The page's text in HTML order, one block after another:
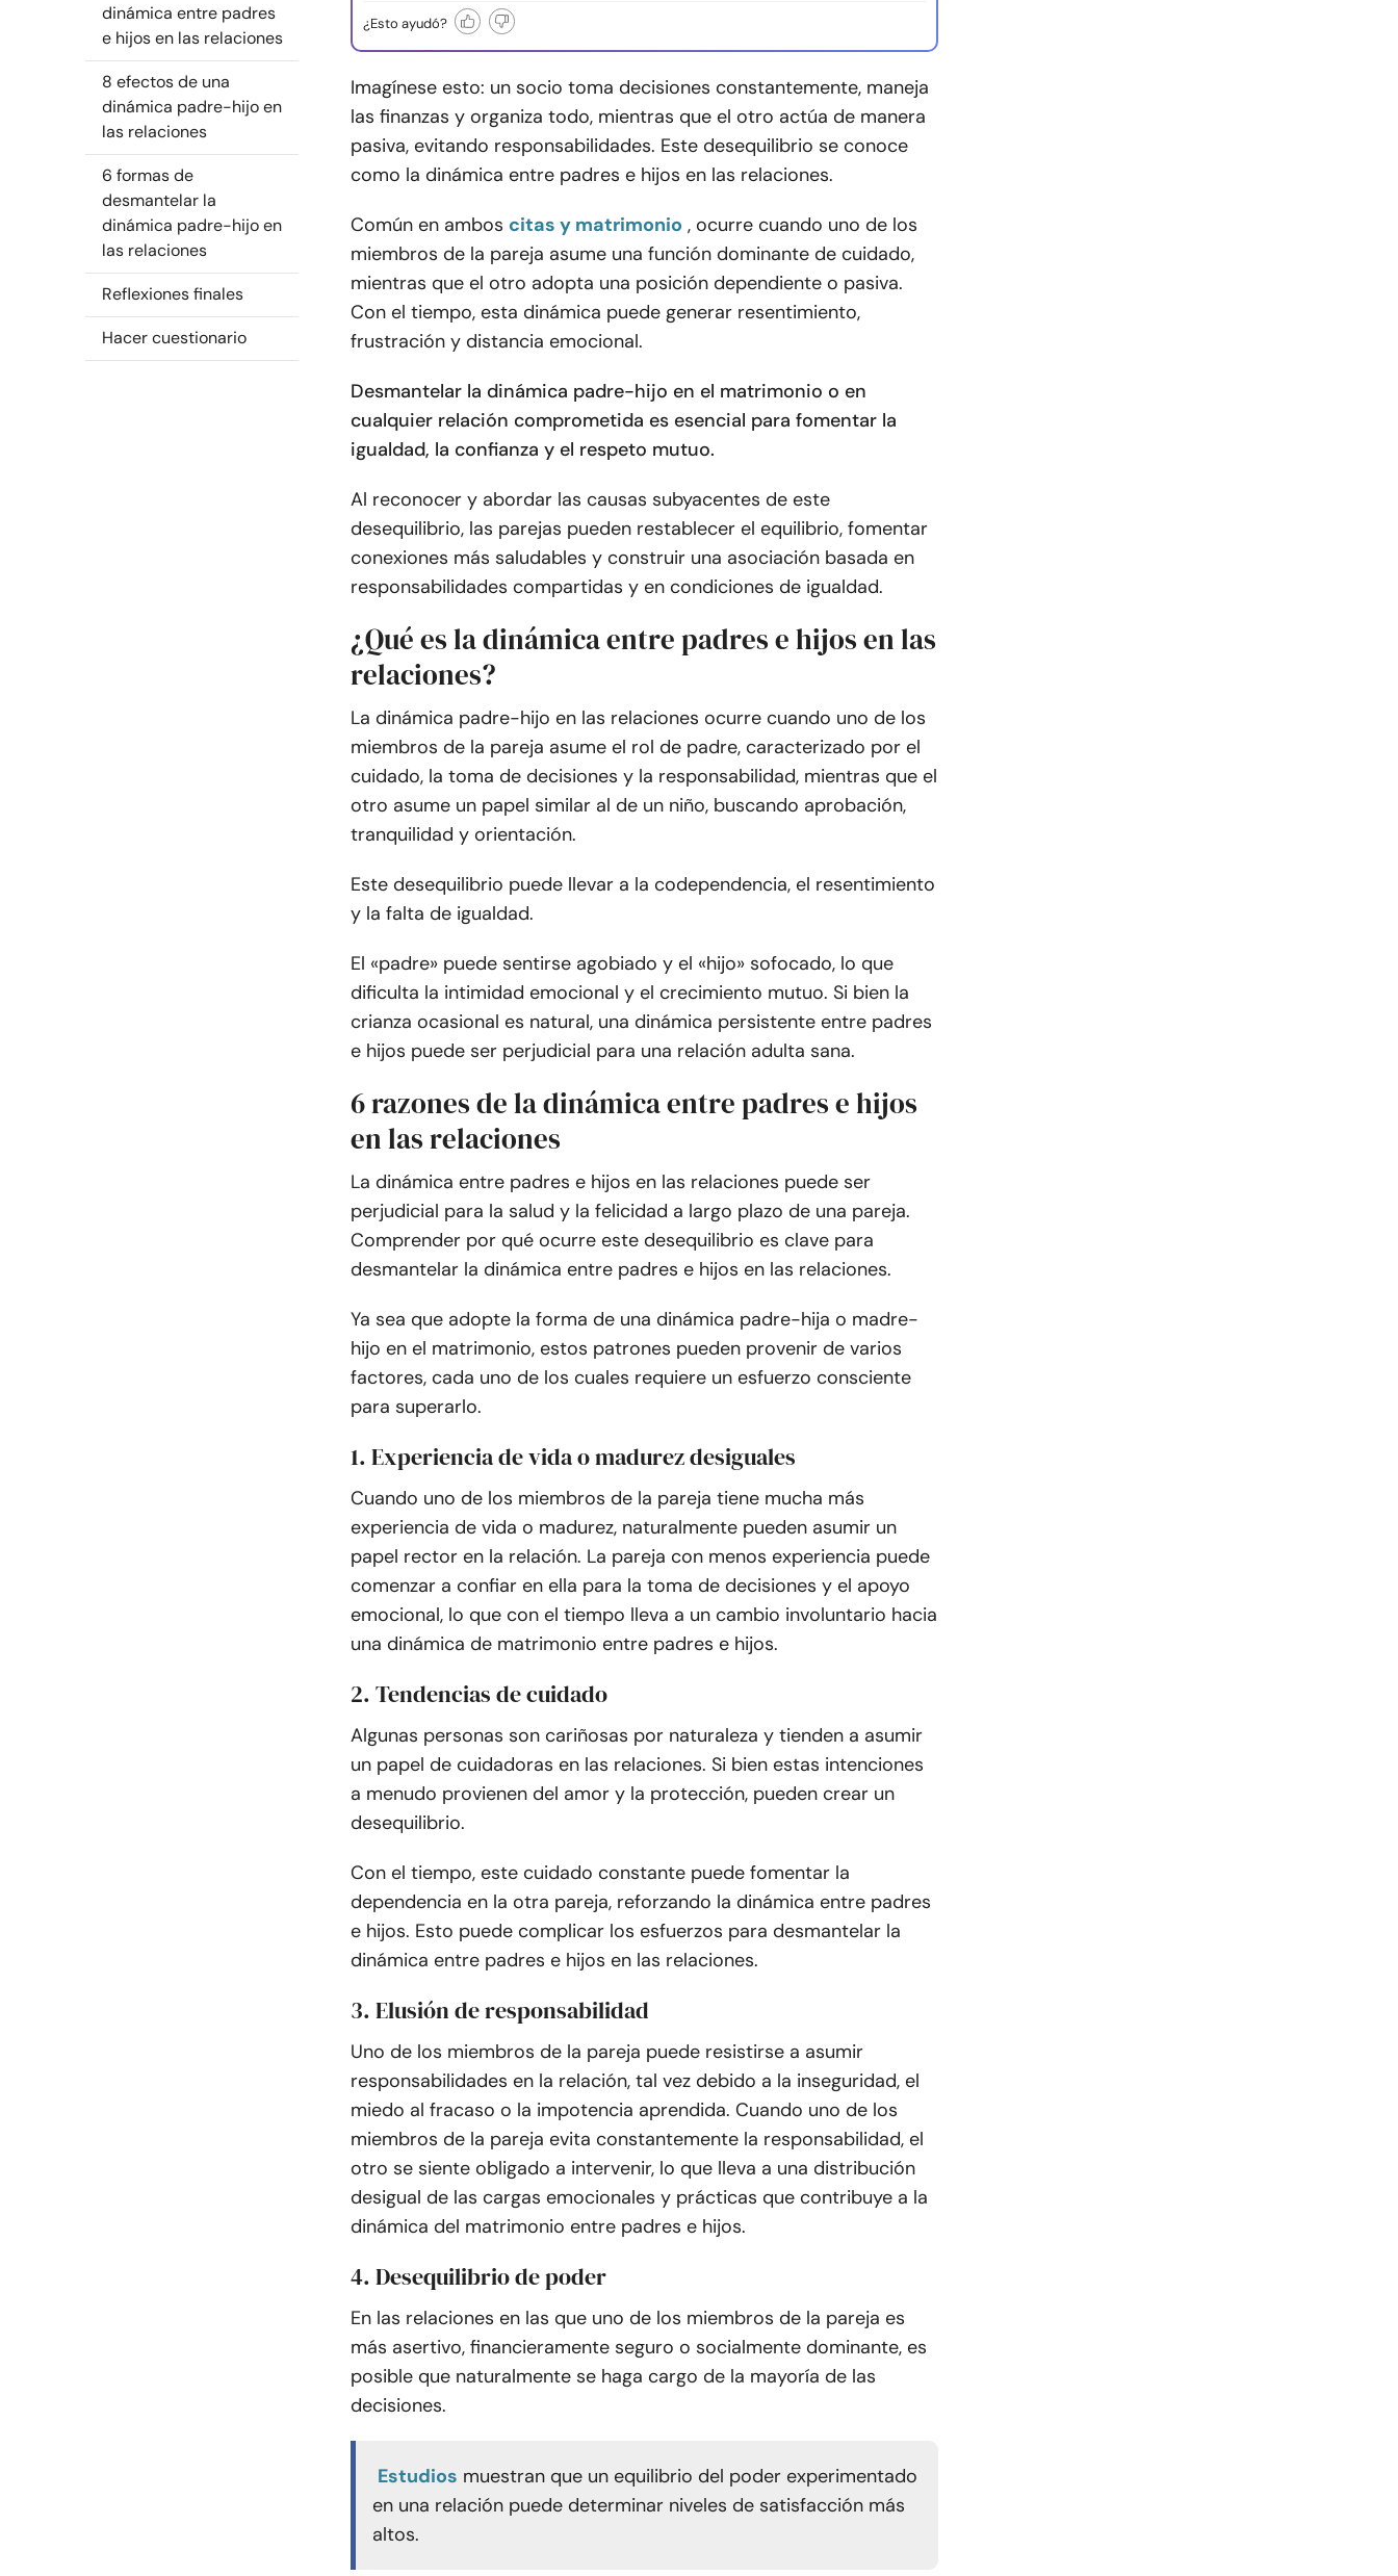
dinámica entre padres
e hijos en las relaciones
8 efectos de una
dinámica padre-hijo en
las relaciones
6 formas de
desmantelar la
dinámica padre-hijo en
las relaciones
Reflexiones finales
Hacer cuestionario
¿Esto ayudó?
Imagínese esto: un socio toma decisiones constantemente, maneja
las finanzas y organiza todo, mientras que el otro actúa de manera
pasiva, evitando responsabilidades. Este desequilibrio se conoce
como la dinámica entre padres e hijos en las relaciones.
Común en ambos citas y matrimonio , ocurre cuando uno de los
miembros de la pareja asume una función dominante de cuidado,
mientras que el otro adopta una posición dependiente o pasiva.
Con el tiempo, esta dinámica puede generar resentimiento,
frustración y distancia emocional.
Desmantelar la dinámica padre-hijo en el matrimonio o en
cualquier relación comprometida es esencial para fomentar la
igualdad, la confianza y el respeto mutuo.
Al reconocer y abordar las causas subyacentes de este
desequilibrio, las parejas pueden restablecer el equilibrio, fomentar
conexiones más saludables y construir una asociación basada en
responsabilidades compartidas y en condiciones de igualdad.
¿Qué es la dinámica entre padres e hijos en las
relaciones?
La dinámica padre-hijo en las relaciones ocurre cuando uno de los
miembros de la pareja asume el rol de padre, caracterizado por el
cuidado, la toma de decisiones y la responsabilidad, mientras que el
otro asume un papel similar al de un niño, buscando aprobación,
tranquilidad y orientación.
Este desequilibrio puede llevar a la codependencia, el resentimiento
y la falta de igualdad.
El «padre» puede sentirse agobiado y el «hijo» sofocado, lo que
dificulta la intimidad emocional y el crecimiento mutuo. Si bien la
crianza ocasional es natural, una dinámica persistente entre padres
e hijos puede ser perjudicial para una relación adulta sana.
6 razones de la dinámica entre padres e hijos
en las relaciones
La dinámica entre padres e hijos en las relaciones puede ser
perjudicial para la salud y la felicidad a largo plazo de una pareja.
Comprender por qué ocurre este desequilibrio es clave para
desmantelar la dinámica entre padres e hijos en las relaciones.
Ya sea que adopte la forma de una dinámica padre-hija o madre-
hijo en el matrimonio, estos patrones pueden provenir de varios
factores, cada uno de los cuales requiere un esfuerzo consciente
para superarlo.
1. Experiencia de vida o madurez desiguales
Cuando uno de los miembros de la pareja tiene mucha más
experiencia de vida o madurez, naturalmente pueden asumir un
papel rector en la relación. La pareja con menos experiencia puede
comenzar a confiar en ella para la toma de decisiones y el apoyo
emocional, lo que con el tiempo lleva a un cambio involuntario hacia
una dinámica de matrimonio entre padres e hijos.
2. Tendencias de cuidado
Algunas personas son cariñosas por naturaleza y tienden a asumir
un papel de cuidadoras en las relaciones. Si bien estas intenciones
a menudo provienen del amor y la protección, pueden crear un
desequilibrio.
Con el tiempo, este cuidado constante puede fomentar la
dependencia en la otra pareja, reforzando la dinámica entre padres
e hijos. Esto puede complicar los esfuerzos para desmantelar la
dinámica entre padres e hijos en las relaciones.
3. Elusión de responsabilidad
Uno de los miembros de la pareja puede resistirse a asumir
responsabilidades en la relación, tal vez debido a la inseguridad, el
miedo al fracaso o la impotencia aprendida. Cuando uno de los
miembros de la pareja evita constantemente la responsabilidad, el
otro se siente obligado a intervenir, lo que lleva a una distribución
desigual de las cargas emocionales y prácticas que contribuye a la
dinámica del matrimonio entre padres e hijos.
4. Desequilibrio de poder
En las relaciones en las que uno de los miembros de la pareja es
más asertivo, financieramente seguro o socialmente dominante, es
posible que naturalmente se haga cargo de la mayoría de las
decisiones.
Estudios muestran que un equilibrio del poder experimentado
en una relación puede determinar niveles de satisfacción más
altos.